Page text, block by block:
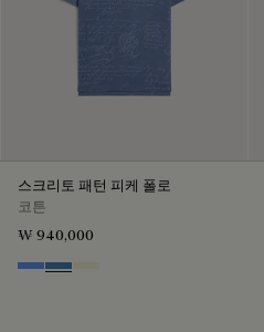
스크리토 패턴 피케 폴로
코튼
₩ 940,000
Cornflower Blue
Nile Blue